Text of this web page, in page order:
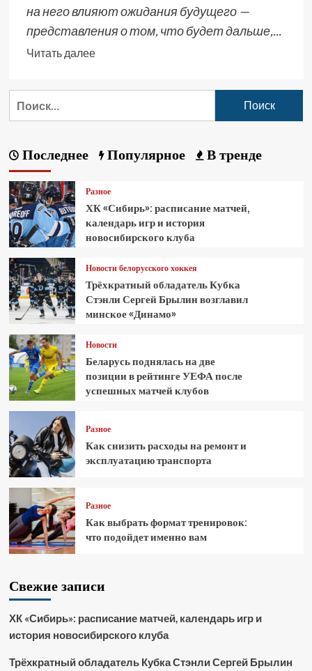
на него влияют ожидания будущего —
представления о том, что будет дальше,...
Читать далее
Последнее Популярное В тренде
Разное
ХК «Сибирь»: расписание матчей,
календарь игр и история
новосибирского клуба
Новости белорусского хоккея
Трёхкратный обладатель Кубка
Стэнли Сергей Брылин возглавил
минское «Динамо»
Новости
Беларусь поднялась на две
позиции в рейтинге УЕФА после
успешных матчей клубов
Разное
Как снизить расходы на ремонт и
эксплуатацию транспорта
Разное
Как выбрать формат тренировок:
что подойдет именно вам
Свежие записи
ХК «Сибирь»: расписание матчей, календарь игр и
история новосибирского клуба
Трёхкратный обладатель Кубка Стэнли Сергей Брылин